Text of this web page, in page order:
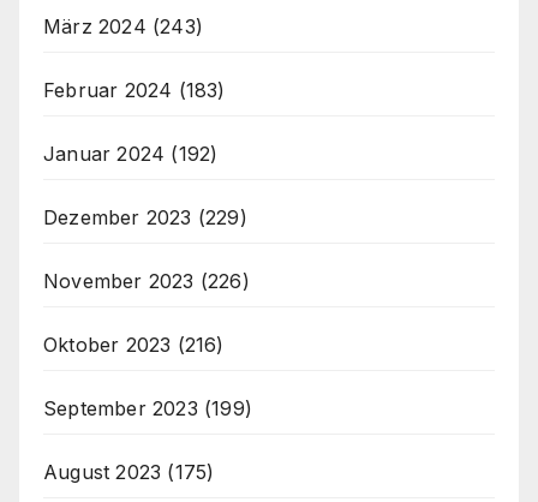
März 2024 (243)
Februar 2024 (183)
Januar 2024 (192)
Dezember 2023 (229)
November 2023 (226)
Oktober 2023 (216)
September 2023 (199)
August 2023 (175)